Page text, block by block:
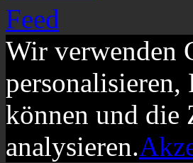
Wir verwenden
können und die
analysieren.